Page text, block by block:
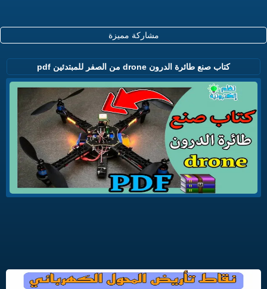
مشاركة مميزة
كتاب صنع طائرة الدرون drone من الصفر للمبتدئين pdf